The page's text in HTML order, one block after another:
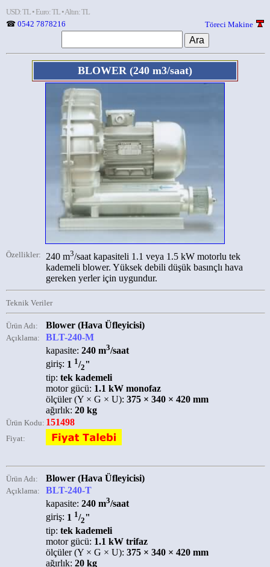
USD: TL • Euro: TL • Altın: TL
☎ 0542 7878216 Töreci Makine
BLOWER (240 m3/saat)
Özellikler: 240 m3/saat kapasiteli 1.1 veya 1.5 kW motorlu tek
kademeli blower. Yüksek debili düşük basınçlı hava
gereken yerler için uygundur.
Teknik Veriler
Ürün Adı: Blower (Hava Üfleyicisi)
Açıklama:
BLT-240-M
kapasite: 240 m3/saat
giriş: 1 1/2"
tip: tek kademeli
motor gücü: 1.1 kW monofaz
ölçüler (Y × G × U): 375 × 340 × 420 mm
ağırlık: 20 kg
Ürün Kodu: 151498
Fiyat:
Ürün Adı: Blower (Hava Üfleyicisi)
Açıklama:
BLT-240-T
kapasite: 240 m3/saat
giriş: 1 1/2"
tip: tek kademeli
motor gücü: 1.1 kW trifaz
ölçüler (Y × G × U): 375 × 340 × 420 mm
ağırlık: 20 kg